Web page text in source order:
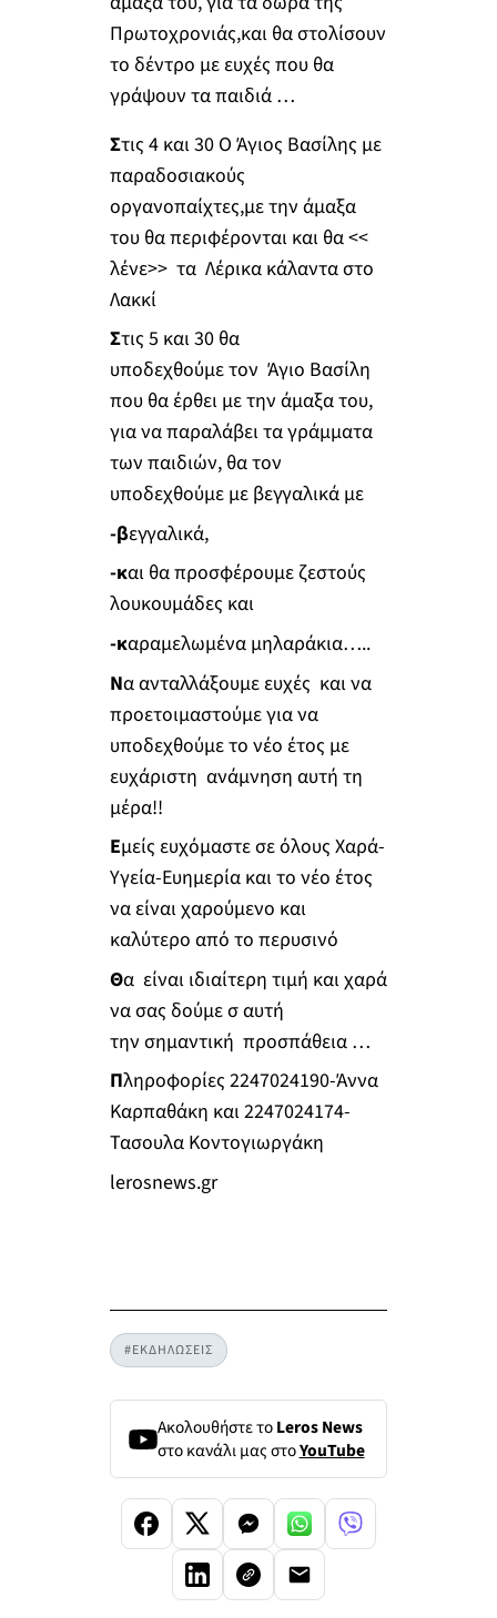
Πρωτοχρονιάς,και θα στολίσουν
το δέντρο με ευχές που θα
γράψουν τα παιδιά …
Στις 4 και 30 Ο Άγιος Βασίλης με
παραδοσιακούς
οργανοπαίχτες,με την άμαξα
του θα περιφέρονται και θα <<
λένε>> τα Λέρικα κάλαντα στο
Λακκί
Στις 5 και 30 θα
υποδεχθούμε τον Άγιο Βασίλη
που θα έρθει με την άμαξα του,
για να παραλάβει τα γράμματα
των παιδιών, θα τον
υποδεχθούμε με βεγγαλικά με
-βεγγαλικά,
-και θα προσφέρουμε ζεστούς
λουκουμάδες και
-καραμελωμένα μηλαράκια…..
Να ανταλλάξουμε ευχές και να
προετοιμαστούμε για να
υποδεχθούμε το νέο έτος με
ευχάριστη ανάμνηση αυτή τη
μέρα!!
Εμείς ευχόμαστε σε όλους Χαρά-
Υγεία-Ευημερία και το νέο έτος
να είναι χαρούμενο και
καλύτερο από το περυσινό
Θα είναι ιδιαίτερη τιμή και χαρά
να σας δούμε σ αυτή
την σημαντική προσπάθεια …
Πληροφορίες 2247024190-Άννα
Καρπαθάκη και 2247024174-
Τασουλα Κοντογιωργάκη
lerosnews.gr
#ΕΚΔΗΛΩΣΕΙΣ
Ακολουθήστε τοLeros News
στο κανάλι μας στοYouTube